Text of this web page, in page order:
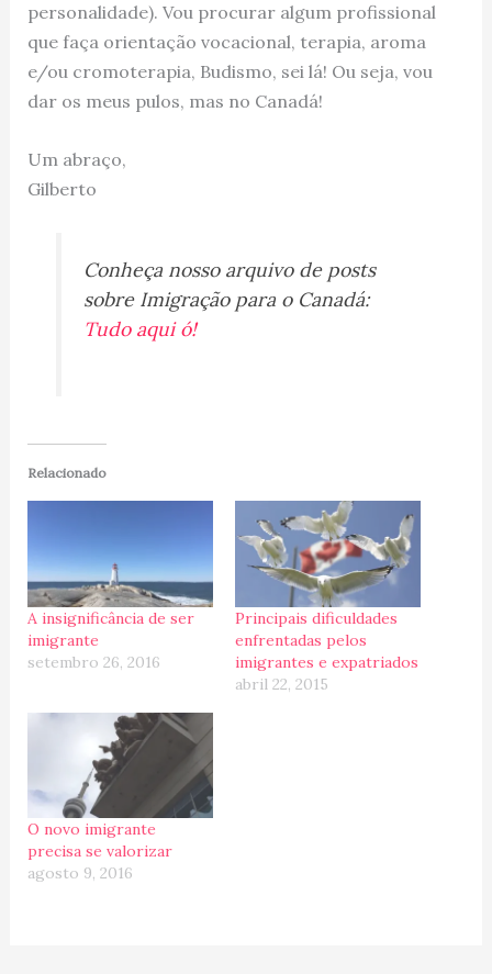
personalidade). Vou procurar algum profissional
que faça orientação vocacional, terapia, aroma
e/ou cromoterapia, Budismo, sei lá! Ou seja, vou
dar os meus pulos, mas no Canadá!
Um abraço,
Gilberto
Conheça nosso arquivo de posts
sobre Imigração para o Canadá:
Tudo aqui ó!
Relacionado
A insignificância de ser
imigrante
setembro 26, 2016
Principais dificuldades
enfrentadas pelos
imigrantes e expatriados
abril 22, 2015
O novo imigrante
precisa se valorizar
agosto 9, 2016